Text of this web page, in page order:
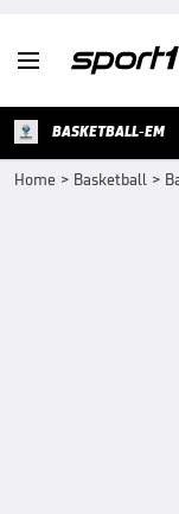

BASKETBALL-EM
Home > Basketball >